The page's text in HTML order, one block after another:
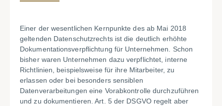
Einer der wesentlichen Kernpunkte des ab Mai 2018
geltenden Datenschutzrechts ist die deutlich erhöhte
Dokumentationsverpflichtung für Unternehmen. Schon
bisher waren Unternehmen dazu verpflichtet, interne
Richtlinien, beispielsweise für ihre Mitarbeiter, zu
erlassen oder bei besonders sensiblen
Datenverarbeitungen eine Vorabkontrolle durchzuführen
und zu dokumentieren. Art. 5 der DSGVO regelt aber